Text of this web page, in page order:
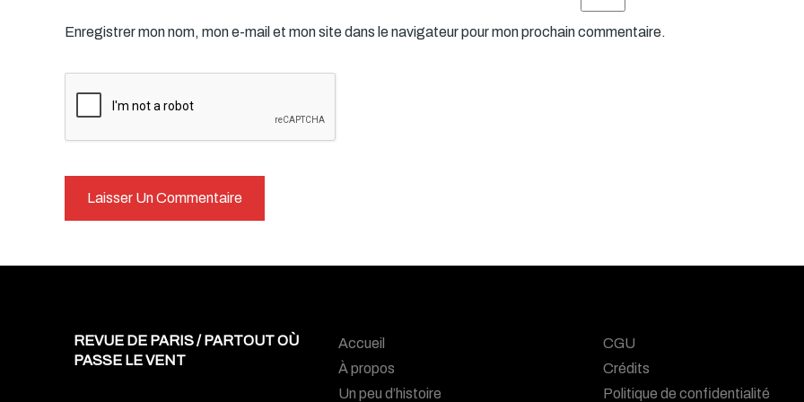
Enregistrer mon nom, mon e-mail et mon site dans le navigateur pour mon prochain commentaire.
REVUE DE PARIS / PARTOUT OÙ
PASSE LE VENT
Accueil
À propos
Un peu d’histoire
CGU
Crédits
Politique de confidentialité